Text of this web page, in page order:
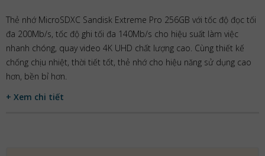
Thẻ nhớ MicroSDXC Sandisk Extreme Pro 256GB với tốc độ đọc tối
đa 200Mb/s, tốc độ ghi tối đa 140Mb/s cho hiệu suất làm việc
nhanh chóng, quay video 4K UHD chất lượng cao. Cùng thiết kế
chống chịu nhiệt, thời tiết tốt, thẻ nhớ cho hiệu năng sử dụng cao
hơn, bền bỉ hơn.
+ Xem chi tiết